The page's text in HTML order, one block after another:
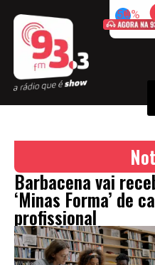
50%
Barbacena vai
‘Minas Forma’ de
profissional